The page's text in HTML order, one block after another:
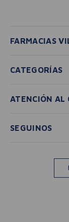
FARMACIAS
CATEGORÍAS
ATENCIÓN AL
SEGUINOS